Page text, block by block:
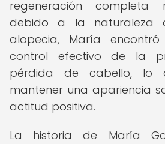
regeneración
debido a la naturaleza
alopecia, María
control efectivo de la
pérdida de cabello, lo
mantener una apariencia
actitud positiva.
La historia de María